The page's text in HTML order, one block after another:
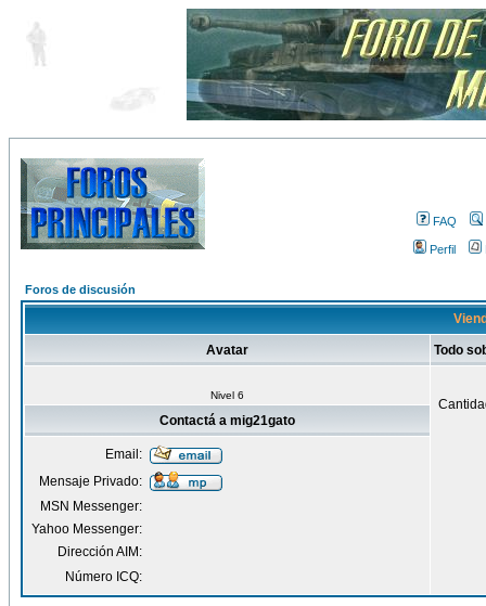
FAQ
Perfil
Foros de discusión
Avatar Todo
Nivel 6
Contactá a mig21gato
Email:
Mensaje Privado:
MSN Messenger:
Yahoo Messenger:
Dirección AIM:
Número ICQ: